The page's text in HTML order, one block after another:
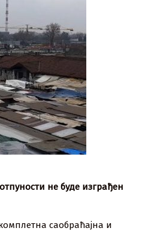
не буде изграђен
саобраћајна и